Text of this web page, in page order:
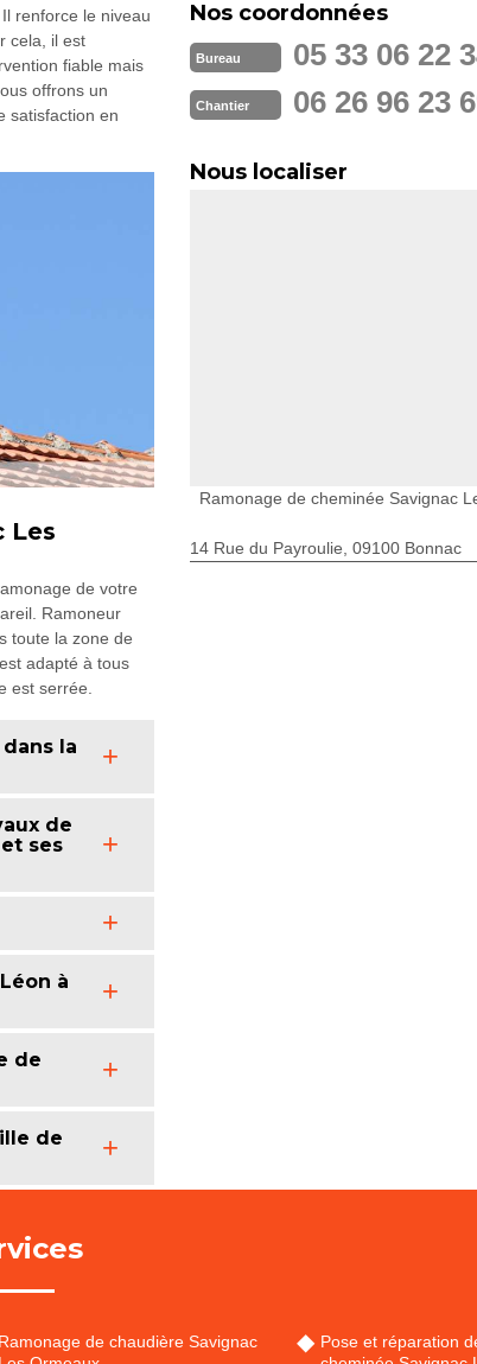
renforce le niveau
cela, il est
fiable mais
offrons un
satisfaction en
Les
de votre
Ramoneur
toute la zone de
adapté à tous
est serrée.
la
de
ses
à
de
de
Nos coordonnées
Bureau 05 33 06 22
Chantier 06 26 96 23
Nous localiser
Ramonage de cheminée Savignac
14 Rue du Payroulie, 09100 Bonnac
Ramonage de chaudière Savignac
Pose et réparation